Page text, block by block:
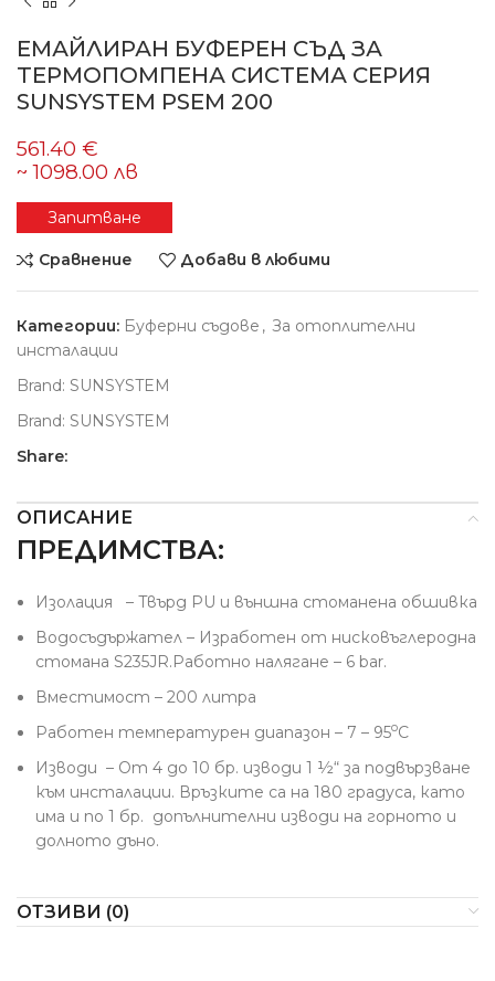
ЕМАЙЛИРАН БУФЕРЕН СЪД ЗА
ТЕРМОПОМПЕНА СИСТЕМА СЕРИЯ
SUNSYSTEM PSEM 200
Запитване
Сравнение Добави в любими
Категории: Буферни съдове , За отоплителни
инсталации
Brand: SUNSYSTEM
Brand: SUNSYSTEM
Share:
ОПИСАНИЕ
ПРЕДИМСТВА:
Изолация – Твърд PU и външна стоманена обшивка
Водосъдържател – Изработен от нисковъглеродна
стомана S235JR.Работно налягане – 6 bar.
Вместимост – 200 литра
Работен температурен диапазон – 7 – 95оС
Изводи – От 4 до 10 бр. изводи 1 ½“ за подвързване
към инсталации. Връзките са на 180 градуса, като
има и по 1 бр. допълнителни изводи на горното и
долното дъно.
ОТЗИВИ (0)